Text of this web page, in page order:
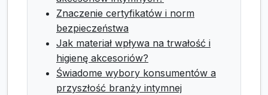
Znaczenie certyfikatów i norm
bezpieczeństwa
Jak materiał wpływa na trwałość i
higienę akcesoriów?
Świadome wybory konsumentów a
przyszłość branży intymnej